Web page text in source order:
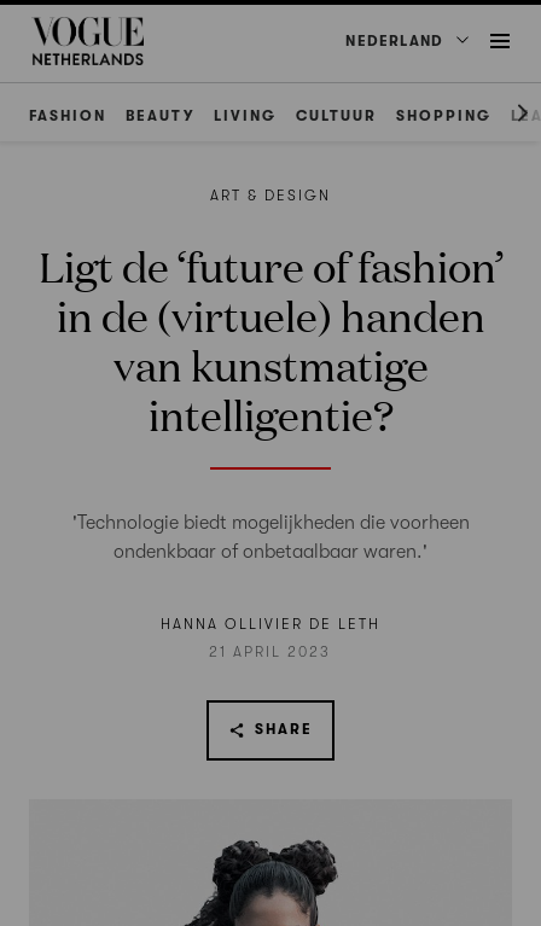
NEDERLAND
FASHION BEAUTY LIVING CULTUUR SHOPPING
ART & DESIGN
Ligt de ‘future of fashion’
in de (virtuele) handen
van kunstmatige
intelligentie?
'Technologie biedt mogelijkheden die voorheen
ondenkbaar of onbetaalbaar waren.'
HANNA OLLIVIER DE LETH
21 APRIL 2023
SHARE